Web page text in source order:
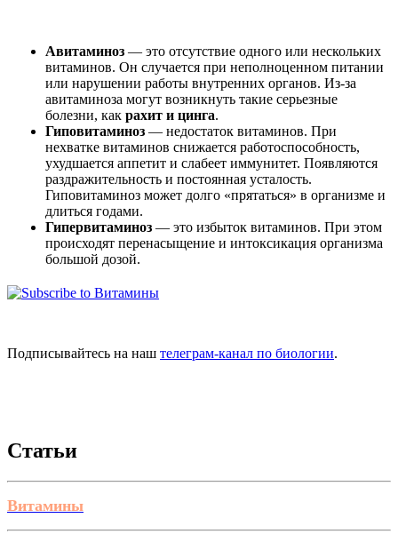
Авитаминоз — это отсутствие одного или нескольких
витаминов. Он случается при неполноценном питании
или нарушении работы внутренних органов. Из-за
авитаминоза могут возникнуть такие серьезные
болезни, как рахит и цинга.
Гиповитаминоз — недостаток витаминов. При
нехватке витаминов снижается работоспособность,
ухудшается аппетит и слабеет иммунитет. Появляются
раздражительность и постоянная усталость.
Гиповитаминоз может долго «прятаться» в организме и
длиться годами.
Гипервитаминоз — это избыток витаминов. При этом
происходят перенасыщение и интоксикация организма
большой дозой.
Подписывайтесь на наш телеграм-канал по биологии.
Статьи
Витамины